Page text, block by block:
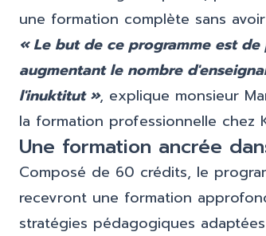
une formation complète sans
« Le but de ce programme est
augmentant le nombre
l'inuktitut », explique monsieur
la formation professionnelle chez
Une formation ancrée
Composé de 60 crédits, le
recevront une formation
stratégies pédagogiques